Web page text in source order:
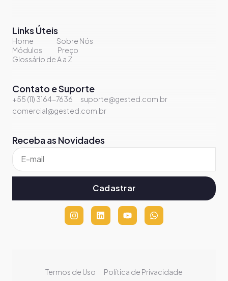
Receba as Novidades
Cadastrar
Links Úteis
Home
Sobre Nós
Módulos
Preço
Glossário de A a Z
Contato e Suporte
+55 (11) 3164-7636
suporte@gested.com.br
comercial@gested.com.br
Termos de Uso Política de Privacidade